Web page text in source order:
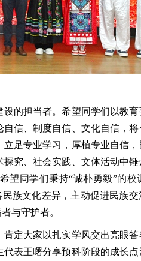
的担当者。希望同学们以教
信、制度自信、文化自信，
足专业学习，厚植专业自信
究、社会实践、文体活动中
同学们秉持“诚朴勇毅”的校
族文化差异，主动促进民族
与守护者。
定大家以扎实学风交出亮眼答
表王曙分享预科阶段的成长